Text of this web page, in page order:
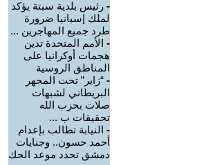
- رئيس بلدية سبتة يؤكد
لملك إسبانيا ضرورة
طرد جميع المهاجرين ...
- الأمم المتحدة تدين
هجمات أوكرانيا على
المناطق الروسية
- “زاير” تحت المجهر
البريطاني لشبهات
صلات بحزب الله
تحقيقات ب ...
- النيابة تطالب بإعدام
أحمد حسون.. وجنايات
دمشق تحدد موعد الحك